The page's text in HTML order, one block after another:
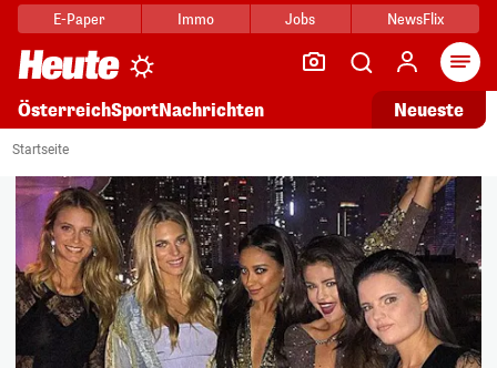
E-Paper Immo Jobs NewsFlix
ÖsterreichSportNachrichten Neueste
Startseite